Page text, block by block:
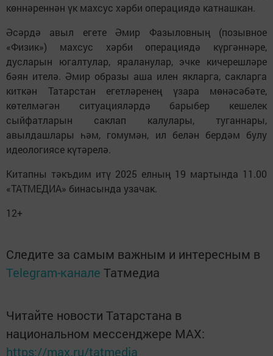
көннәреннән үк махсус хәрби операциядә катнашкан.
Әсәрдә авыл егете Әмир Фазыловның (позывное
«Физик») махсус хәрби операциядә күргәннәре,
дусларын югалтулар, яраланулар, эчке кичерешләре
бәян ителә. Әмир образы аша илен якларга, сакларга
киткән Татарстан егетләренең үзара мөнәсәбәте,
көтелмәгән ситуацияләрдә барыбер кешелек
сыйфатларын саклап калулары, туганнары,
авылдашлары һәм, гомумән, ил белән бердәм булу
идеологиясе күтәрелә.
Китапны тәкъдим итү 2025 елның 19 мартында 11.00
«ТАТМЕДИА» бинасында узачак.
12+
Следите за самым важным и интересным в
Telegram-канале Татмедиа
Читайте новости Татарстана в
национальном мессенджере MАХ:
https://max.ru/tatmedia